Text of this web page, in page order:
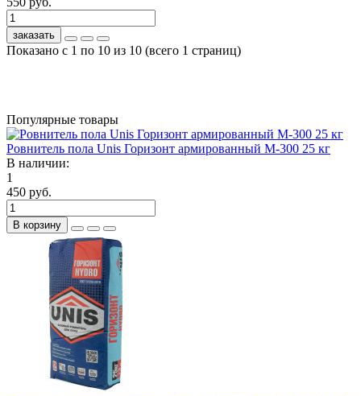
заказать
Показано с 1 по 10 из 10 (всего 1 страниц)
Популярные товары
Ровнитель пола Unis Горизонт армированный М-300 25 кг
В наличии:
1
450 руб.
В корзину